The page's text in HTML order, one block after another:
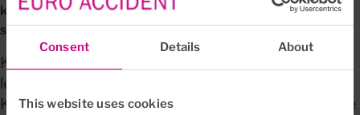
Consent Details About
This website uses cookies
kræftsygdomme. Euro Accident støtter igen i år den gode
sag.
Kræft er en alvorlig sygdom, som mange familier
lever med konsekvenserne af hver dag. Tal fra
Kræftens Bekæmpelse viser, at en ud af tre danskere